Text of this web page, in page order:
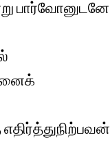
பார்வோனுடனே